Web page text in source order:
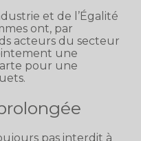
et de l’Égalité
ont, par
acteurs du secteur
une
pour une
pas interdit à